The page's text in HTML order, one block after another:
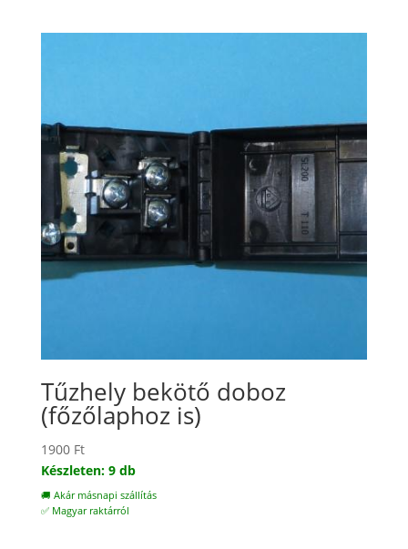
Tűzhely bekötő doboz
(főzőlaphoz is)
1900 Ft
Készleten: 9 db
🚚 Akár másnapi szállítás
✅ Magyar raktárról